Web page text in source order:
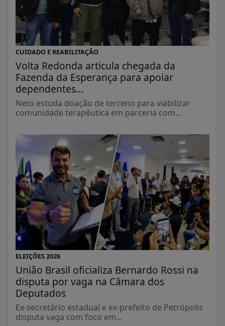
CUIDADO E REABILITAÇÃO
Volta Redonda articula chegada da
Fazenda da Esperança para apoiar
dependentes...
Neto estuda doação de terreno para viabilizar
comunidade terapêutica em parceria com...
ELEIÇÕES 2026
União Brasil oficializa Bernardo Rossi na
disputa por vaga na Câmara dos
Deputados
Ex-secretário estadual e ex-prefeito de Petrópolis
disputa vaga com foco em...